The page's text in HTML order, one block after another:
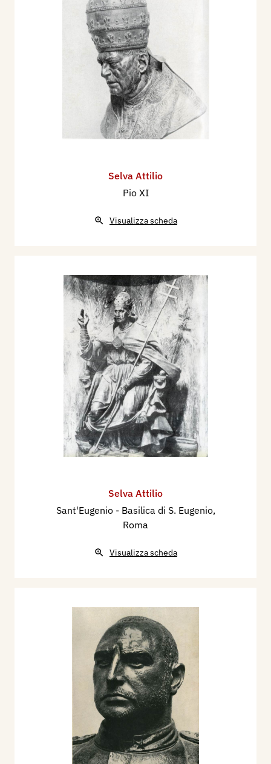
Selva Attilio
Pio XI
Visualizza scheda
Selva Attilio
Sant'Eugenio - Basilica di S. Eugenio,
Roma
Visualizza scheda